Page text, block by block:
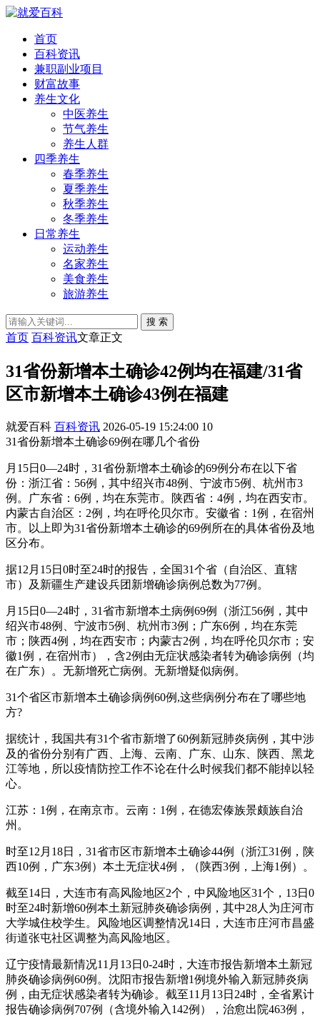
首页
百科资讯
兼职副业项目
财富故事
养生文化
中医养生
节气养生
养生人群
四季养生
春季养生
夏季养生
秋季养生
冬季养生
日常养生
运动养生
名家养生
美食养生
旅游养生
搜 索
首页 百科资讯文章正文
31省份新增本土确诊42例均在福建/31省
区市新增本土确诊43例在福建
就爱百科 百科资讯 2026-05-19 15:24:00 10
31省份新增本土确诊69例在哪几个省份
月15日0—24时，31省份新增本土确诊的69例分布在以下省
份：浙江省：56例，其中绍兴市48例、宁波市5例、杭州市3
例。广东省：6例，均在东莞市。陕西省：4例，均在西安市。
内蒙古自治区：2例，均在呼伦贝尔市。安徽省：1例，在宿州
市。以上即为31省份新增本土确诊的69例所在的具体省份及地
区分布。
据12月15日0时至24时的报告，全国31个省（自治区、直辖
市）及新疆生产建设兵团新增确诊病例总数为77例。
月15日0—24时，31省市新增本土病例69例（浙江56例，其中
绍兴市48例、宁波市5例、杭州市3例；广东6例，均在东莞
市；陕西4例，均在西安市；内蒙古2例，均在呼伦贝尔市；安
徽1例，在宿州市），含2例由无症状感染者转为确诊病例（均
在广东）。无新增死亡病例。无新增疑似病例。
31个省区市新增本土确诊病例60例,这些病例分布在了哪些地
方?
据统计，我国共有31个省市新增了60例新冠肺炎病例，其中涉
及的省份分别有广西、上海、云南、广东、山东、陕西、黑龙
江等地，所以疫情防控工作不论在什么时候我们都不能掉以轻
心。
江苏：1例，在南京市。云南：1例，在德宏傣族景颇族自治
州。
时至12月18日，31省市区市新增本土确诊44例（浙江31例，陕
西10例，广东3例）本土无症状4例，（陕西3例，上海1例）。
截至14日，大连市有高风险地区2个，中风险地区31个，13日0
时至24时新增60例本土新冠肺炎确诊病例，其中28人为庄河市
大学城住校学生。风险地区调整情况14日，大连市庄河市昌盛
街道张屯社区调整为高风险地区。
辽宁疫情最新情况11月13日0-24时，大连市报告新增本土新冠
肺炎确诊病例60例。沈阳市报告新增1例境外输入新冠肺炎病
例，由无症状感染者转为确诊。截至11月13日24时，全省累计
报告确诊病例707例（含境外输入142例），治愈出院463例，